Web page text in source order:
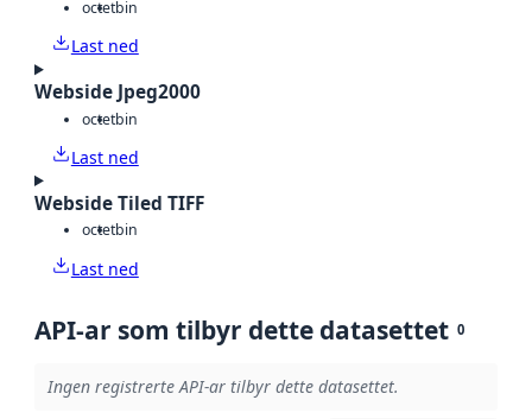
octetbin
Last ned
Webside Jpeg2000
octetbin
Last ned
Webside Tiled TIFF
octetbin
Last ned
API-ar som tilbyr dette datasettet 0
Ingen registrerte API-ar tilbyr dette datasettet.